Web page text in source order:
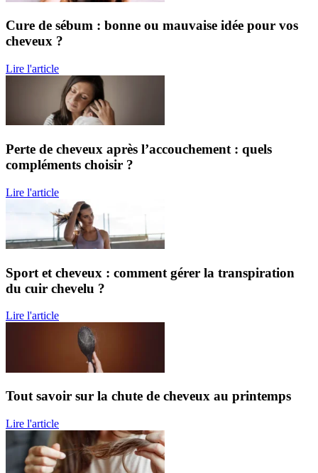
Cure de sébum : bonne ou mauvaise idée pour vos
cheveux ?
Lire l'article
Perte de cheveux après l’accouchement : quels
compléments choisir ?
Lire l'article
Sport et cheveux : comment gérer la transpiration
du cuir chevelu ?
Lire l'article
Tout savoir sur la chute de cheveux au printemps
Lire l'article